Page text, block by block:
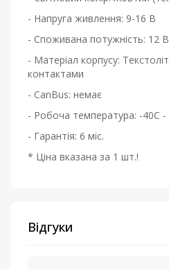
- Напруга живлення: 9-16 В
- Споживана потужність: 12
- Матеріал корпусу:
контактами
- CanBus: немає
- Робоча температура: -40С -
- Гарантія: 6 міс.
* Ціна вказана за 1 шт.!
Відгуки